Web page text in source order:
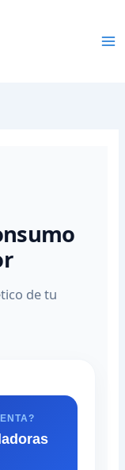
de tu